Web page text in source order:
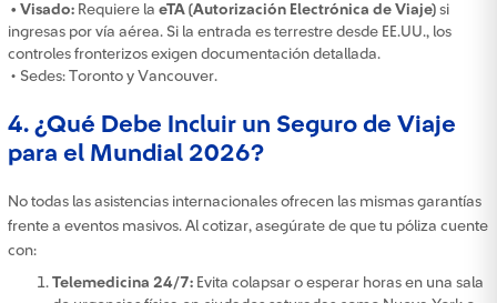
• Visado: Requiere la eTA (Autorización Electrónica de Viaje) si
ingresas por vía aérea. Si la entrada es terrestre desde EE.UU., los
controles fronterizos exigen documentación detallada.
• Sedes: Toronto y Vancouver.
4. ¿Qué Debe Incluir un Seguro de Viaje
para el Mundial 2026?
No todas las asistencias internacionales ofrecen las mismas garantías
frente a eventos masivos. Al cotizar, asegúrate de que tu póliza cuente
con:
Telemedicina 24/7: Evita colapsar o esperar horas en una sala